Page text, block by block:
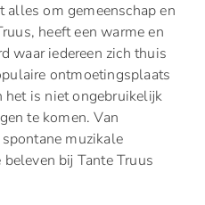
alles om gemeenschap en
heeft een warme en
waar iedereen zich thuis
ontmoetingsplaats
is niet ongebruikelijk
te komen. Van
muzikale
bij Tante Truus